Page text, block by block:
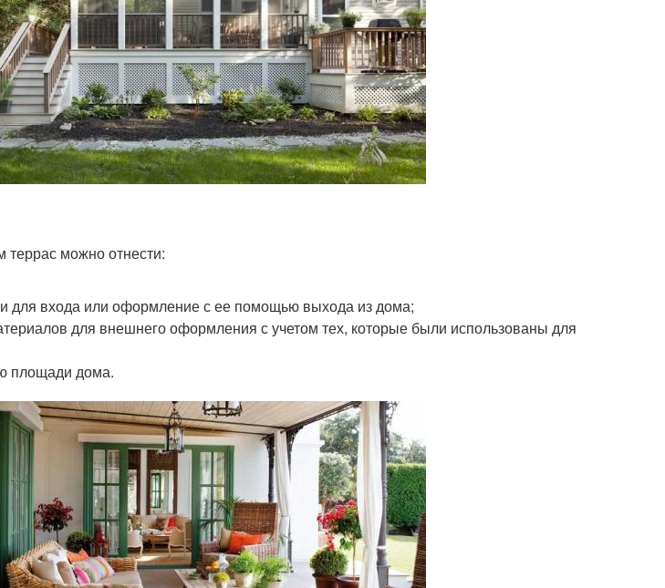
террас можно отнести:
для входа или оформление с ее помощью выхода из дома;
для внешнего оформления с учетом тех, которые были использованы для
площади дома.